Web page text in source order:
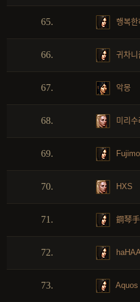
65. 행복한
66. 귀차니
67. 악몽
68. 미리수
69.
70. HXS
71. 鋼琴手
72.
73. Aquos